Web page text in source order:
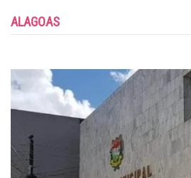
ALAGOAS